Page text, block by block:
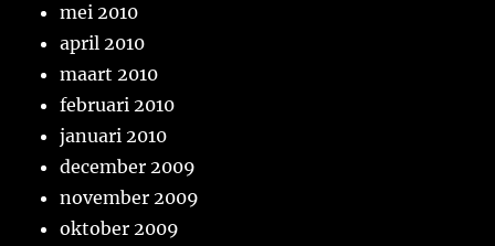
mei 2010
april 2010
maart 2010
februari 2010
januari 2010
december 2009
november 2009
oktober 2009